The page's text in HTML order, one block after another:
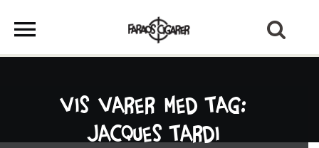
Vis varer med tag:
Jacques Tardi